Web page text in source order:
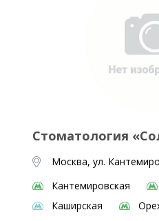
Стоматология
Москва, ул.
Кантемировская
Каширская